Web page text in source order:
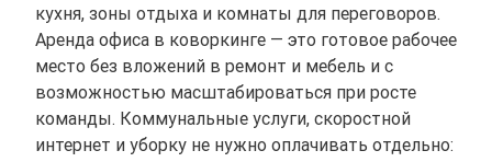
кухня, зоны отдыха и комнаты для переговоров.
Аренда офиса в коворкинге — это готовое рабочее
место без вложений в ремонт и мебель и с
возможностью масштабироваться при росте
команды. Коммунальные услуги, скоростной
интернет и уборку не нужно оплачивать отдельно: